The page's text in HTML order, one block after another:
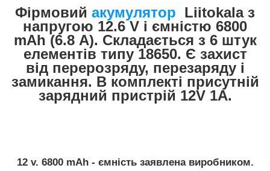
Фірмовий акумулятор Liitokala з
напругою 12.6 V і ємністю 6800
mAh (6.8 А). Складається з 6 штук
елементів типу 18650. Є захист
від перерозряду, перезаряду і
замикання. В комплекті присутній
зарядний пристрій 12V 1A.
12 v. 6800 mAh - ємність заявлена виробником.